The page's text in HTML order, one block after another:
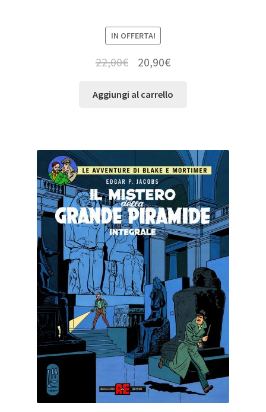
IN OFFERTA!
22,00€ 20,90€
Aggiungi al carrello